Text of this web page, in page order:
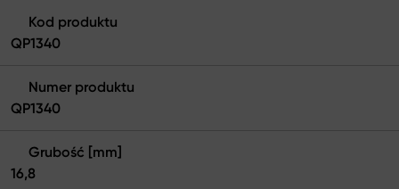
Kod produktu
QP1340
Numer produktu
QP1340
Grubość [mm]
16,8